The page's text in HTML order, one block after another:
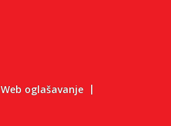
Web oglašavanje